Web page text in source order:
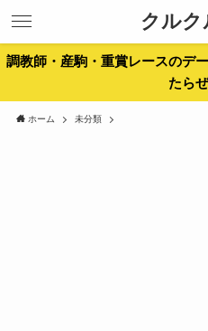
クルク
調教師・産駒・重賞レースのデ
たらぜ
ホーム 未分類